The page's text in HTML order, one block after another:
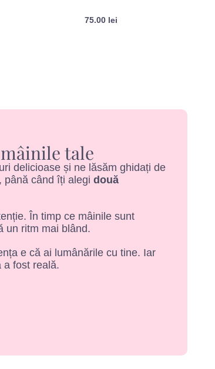
75.00 lei
tale
delicioase și ne lăsăm ghidați de
până când îți alegi două
În timp ce mâinile sunt
un ritm mai blând.
e că ai lumânările cu tine. Iar
a fost reală.